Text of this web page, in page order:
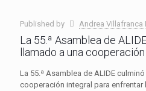
Published by Andrea Villafranca
La 55.ª Asamblea de
llamado a una
La 55.ª Asamblea de ALIDE
cooperación integral para